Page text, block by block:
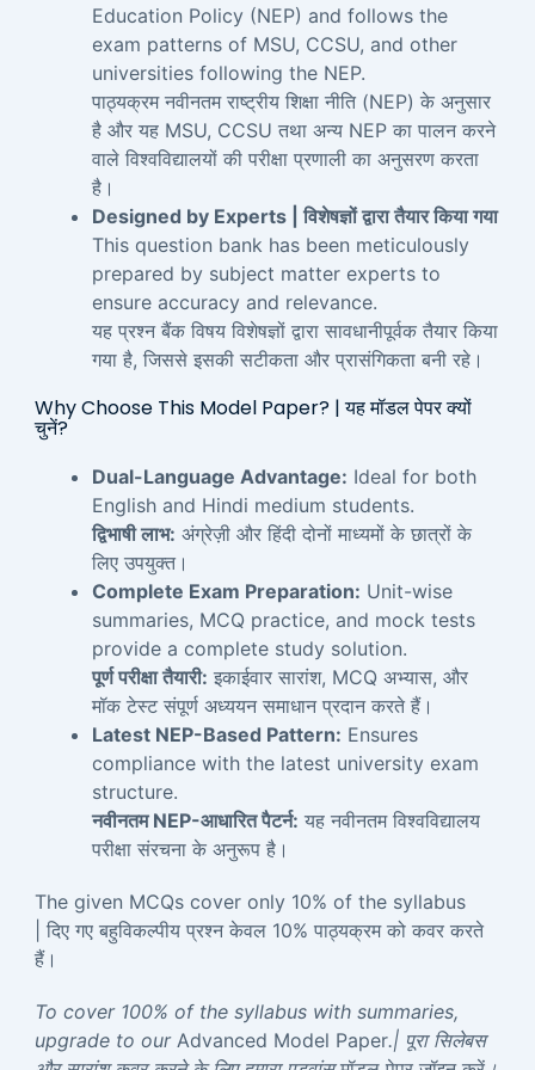
Education Policy (NEP) and follows the
exam patterns of MSU, CCSU, and other
universities following the NEP.
पाठ्यक्रम नवीनतम राष्ट्रीय शिक्षा नीति (NEP) के अनुसार
है और यह MSU, CCSU तथा अन्य NEP का पालन करने
वाले विश्वविद्यालयों की परीक्षा प्रणाली का अनुसरण करता
है।
Designed by Experts | विशेषज्ञों द्वारा तैयार किया गया
This question bank has been meticulously
prepared by subject matter experts to
ensure accuracy and relevance.
यह प्रश्न बैंक विषय विशेषज्ञों द्वारा सावधानीपूर्वक तैयार किया
गया है, जिससे इसकी सटीकता और प्रासंगिकता बनी रहे।
Why Choose This Model Paper? | यह मॉडल पेपर क्यों
चुनें?
Dual-Language Advantage: Ideal for both
English and Hindi medium students.
द्विभाषी लाभ: अंग्रेज़ी और हिंदी दोनों माध्यमों के छात्रों के
लिए उपयुक्त।
Complete Exam Preparation: Unit-wise
summaries, MCQ practice, and mock tests
provide a complete study solution.
पूर्ण परीक्षा तैयारी: इकाईवार सारांश, MCQ अभ्यास, और
मॉक टेस्ट संपूर्ण अध्ययन समाधान प्रदान करते हैं।
Latest NEP-Based Pattern: Ensures
compliance with the latest university exam
structure.
नवीनतम NEP-आधारित पैटर्न: यह नवीनतम विश्वविद्यालय
परीक्षा संरचना के अनुरूप है।
The given MCQs cover only 10% of the syllabus
| दिए गए बहुविकल्पीय प्रश्न केवल 10% पाठ्यक्रम को कवर करते
हैं।
To cover 100% of the syllabus with summaries,
upgrade to our Advanced Model Paper.| पूरा सिलेबस